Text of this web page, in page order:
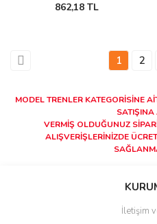
862,18 TL
1 2
MODEL TRENLER KATEGORİSİNE
SATIŞINA
VERMİŞ OLDUĞUNUZ
ALIŞVERİŞLERİNİZDE
İletişim